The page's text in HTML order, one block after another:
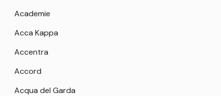
Academie
Acca Kappa
Accentra
Accord
Acqua del Garda